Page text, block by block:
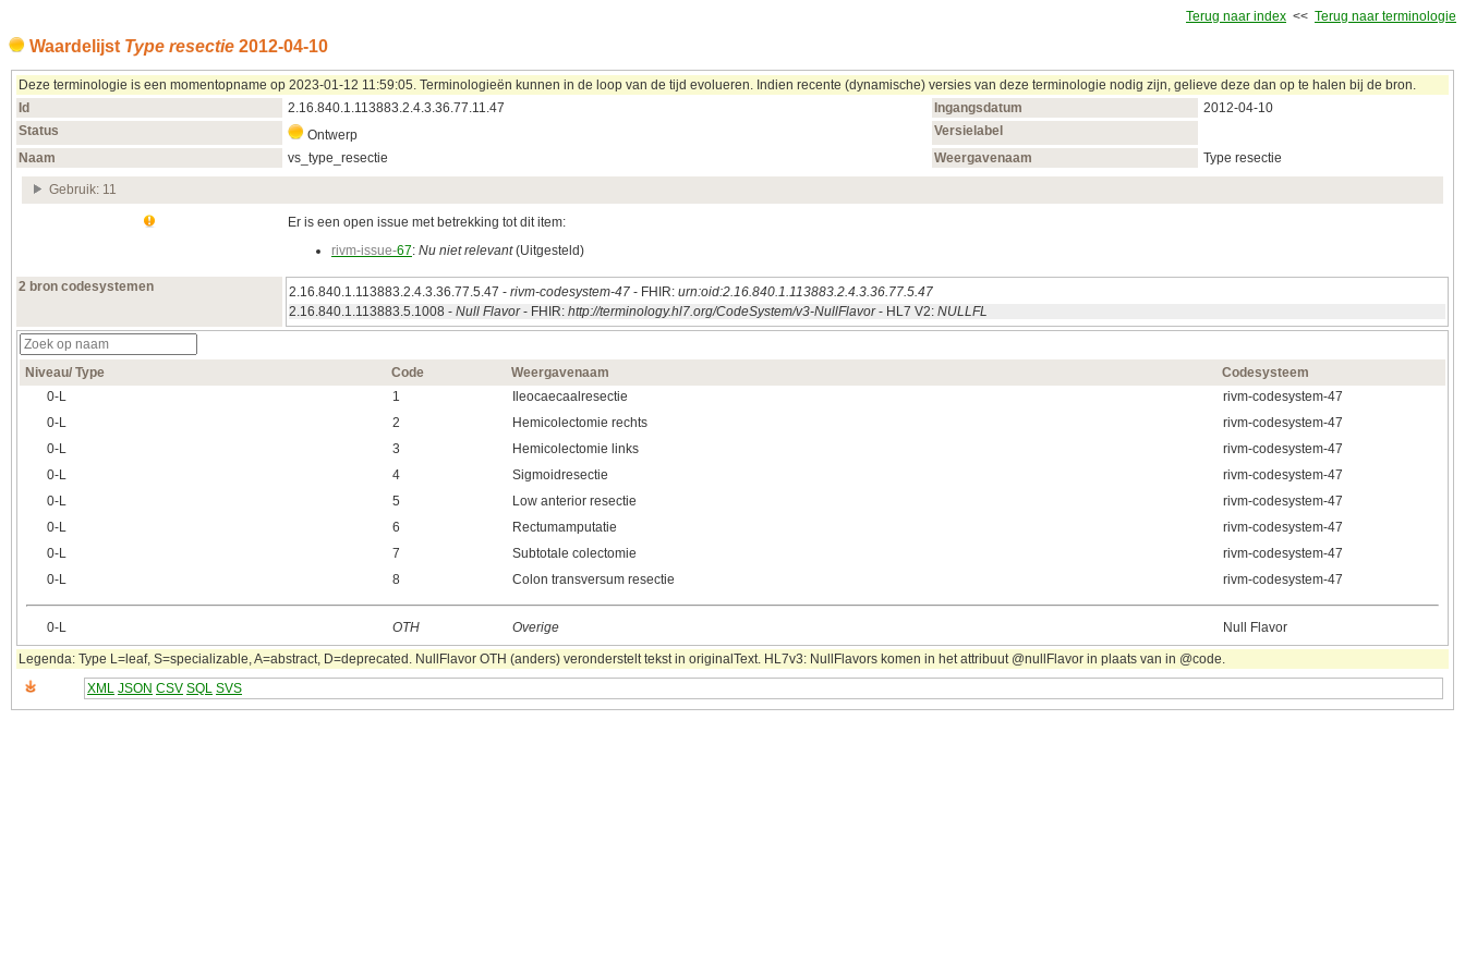
Terug naar index << Terug naar terminologie
Waardelijst Type resectie 2012‑04‑10
Deze terminologie is een momentopname op 2023‑01‑12 11:59:05. Terminologieën kunnen in de loop van de tijd evolueren. Indien recente (dynamische) versies van deze terminologie nodig zijn, gelieve deze dan op te halen bij de bron.
Id
2.16.840.1.113883.2.4.3.36.77.11.47 Ingangsdatum
2012‑04‑10
Status
Ontwerp
Versielabel
Naam
vs_type_resectie Weergavenaam Type resectie
Gebruik: 11
Er is een open issue met betrekking tot dit item:
rivm-issue-67: Nu niet relevant(Uitgesteld)
2 bron codesystemen 2.16.840.1.113883.2.4.3.36.77.5.47 - rivm-codesystem-47 - FHIR: urn:oid:2.16.840.1.113883.2.4.3.36.77.5.47
2.16.840.1.113883.5.1008 - Null Flavor- FHIR: http://terminology.hl7.org/CodeSystem/v3-NullFlavor- HL7 V2: NULLFL
Niveau/ Type Code Weergavenaam
Codesysteem
0‑L
1 Ileocaecaalresectie
rivm-codesystem-47
0‑L
2 Hemicolectomie rechts
rivm-codesystem-47
0‑L
3 Hemicolectomie links
rivm-codesystem-47
0‑L
4 Sigmoidresectie
rivm-codesystem-47
0‑L
5 Low anterior resectie
rivm-codesystem-47
0‑L
6 Rectumamputatie
rivm-codesystem-47
0‑L
7 Subtotale colectomie
rivm-codesystem-47
0‑L
8 Colon transversum resectie rivm-codesystem-47
0‑L OTH Overige Null Flavor
Legenda: Type L=leaf, S=specializable, A=abstract, D=deprecated. NullFlavor OTH (anders) veronderstelt tekst in originalText. HL7v3: NullFlavors komen in het attribuut @nullFlavor in plaats van in @code.
XML JSON CSV SQL SVS